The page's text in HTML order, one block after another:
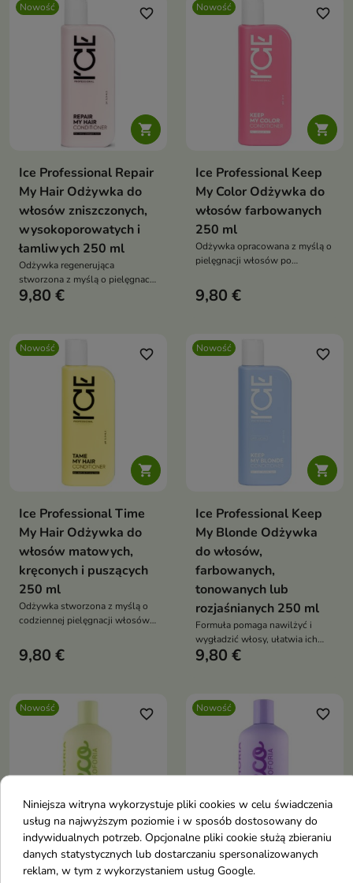
Nowość

favorite_border
Ice Professional Repair
My Hair Odżywka do
włosów zniszczonych,
wysokoporowatych i
łamliwych 250 ml
Odżywka regenerująca
stworzona z myślą o pielęgnacji
włosów osłabionych, suchych i
9,80 €
Nowość

favorite_border
Ice Professional Keep
My Color Odżywka do
włosów farbowanych
250 ml
Odżywka opracowana z myślą o
pielęgnacji włosów po
9,80 €
Nowość

favorite_border
Ice Professional Time
My Hair Odżywka do
włosów matowych,
kręconych i puszących
250 ml
Odżywka stworzona z myślą o
codziennej pielęgnacji włosów
intensywnego nawilżenia.
9,80 €
Nowość

favorite_border
Ice Professional Keep
My Blonde Odżywka
do włosów,
farbowanych,
tonowanych lub
rozjaśnianych 250 ml
Formuła pomaga nawilżyć i
wygładzić włosy, ułatwia ich
rozczesywanie oraz wspiera
9,80 €
Nowość

favorite_border
Ecoforia Volume Maker
Nowość

favorite_border
Ecoforia Keratin Repair
Niniejsza witryna wykorzystuje pliki cookies w celu świadczenia
usług na najwyższym poziomie i w sposób dostosowany do
indywidualnych potrzeb. Opcjonalne pliki cookie służą zbieraniu
danych statystycznych lub dostarczaniu spersonalizowanych
reklam, w tym z wykorzystaniem usług Google.